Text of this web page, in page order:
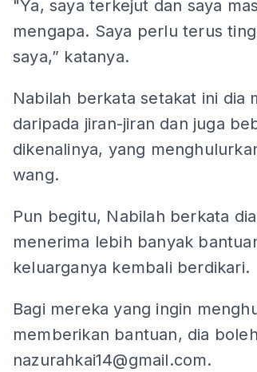
"Ya, saya terkejut dan saya
mengapa. Saya perlu terus
saya,” katanya.
Nabilah berkata setakat ini dia
daripada jiran-jiran dan juga
dikenalinya, yang
wang.
Pun begitu, Nabilah berkata
menerima lebih banyak
keluarganya kembali berdikari.
Bagi mereka yang ingin
memberikan bantuan, dia
nazurahkai14@gmail.com.